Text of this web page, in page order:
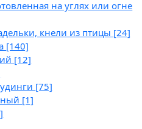
на углях или огне
кнели из птицы [24]
[140]
[12]
[75]
[1]